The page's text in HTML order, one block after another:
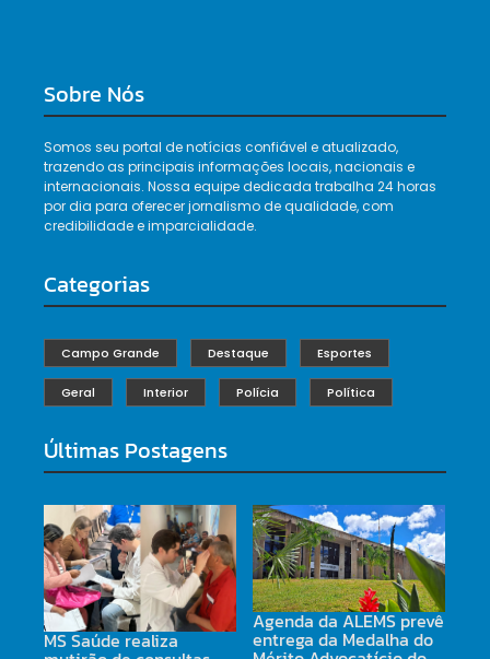
Sobre Nós
Somos seu portal de notícias confiável e atualizado,
trazendo as principais informações locais, nacionais e
internacionais. Nossa equipe dedicada trabalha 24 horas
por dia para oferecer jornalismo de qualidade, com
credibilidade e imparcialidade.
Categorias
Campo Grande Destaque Esportes
Geral Interior Polícia Política
Últimas Postagens
MS Saúde realiza
Agenda da ALEMS prevê
entrega da Medalha do